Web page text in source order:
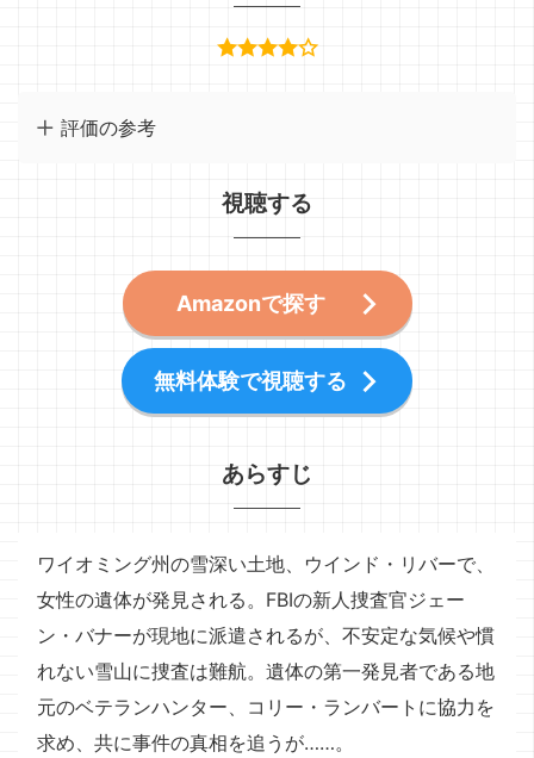
評価の参考
視聴する
Amazonで探す
無料体験で視聴する
あらすじ
ワイオミング州の雪深い土地、ウインド・リバーで、
女性の遺体が発見される。FBIの新人捜査官ジェー
ン・バナーが現地に派遣されるが、不安定な気候や慣
れない雪山に捜査は難航。遺体の第一発見者である地
元のベテランハンター、コリー・ランバートに協力を
求め、共に事件の真相を追うが……。